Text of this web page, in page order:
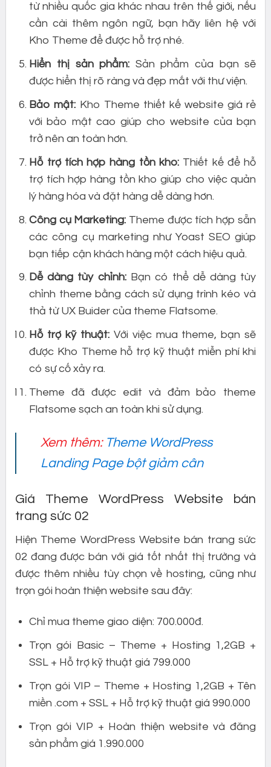
từ nhiều quốc gia khác nhau trên thế giới, nếu
cần cài thêm ngôn ngữ, bạn hãy liên hệ với
Kho Theme để được hỗ trợ nhé.
Hiển thị sản phẩm: Sản phẩm của bạn sẽ
được hiển thị rõ ràng và đẹp mắt với thư viện.
Bảo mật: Kho Theme thiết kế website giá rẻ
với bảo mật cao giúp cho website của bạn
trở nên an toàn hơn.
Hỗ trợ tích hợp hàng tồn kho: Thiết kế để hỗ
trợ tích hợp hàng tồn kho giúp cho việc quản
lý hàng hóa và đặt hàng dễ dàng hơn.
Công cụ Marketing: Theme được tích hợp sẵn
các công cụ marketing như Yoast SEO giúp
bạn tiếp cận khách hàng một cách hiệu quả.
Dễ dàng tùy chỉnh:Bạn có thể dễ dàng tùy
chỉnh theme bằng cách sử dụng trình kéo và
thả từ UX Buider của theme Flatsome.
Hỗ trợ kỹ thuật:Với việc mua theme, bạn sẽ
được Kho Theme hỗ trợ kỹ thuật miễn phí khi
có sự cố xảy ra.
Theme đã được edit và đảm bảo theme
Flatsome sạch an toàn khi sử dụng.
Xem thêm: Theme WordPress
Landing Page bột giảm cân
Giá Theme WordPress Website bán
trang sức 02
Hiện Theme WordPress Website bán trang sức
02 đang được bán với giá tốt nhất thị trường và
được thêm nhiều tùy chọn về hosting, cũng như
trọn gói hoàn thiện website sau đây:
Chỉ mua theme giao diện: 700.000đ.
Trọn gói Basic – Theme + Hosting 1,2GB +
SSL + Hỗ trợ kỹ thuật giá 799.000
Trọn gói VIP – Theme + Hosting 1,2GB + Tên
miền .com + SSL + Hỗ trợ kỹ thuật giá 990.000
Trọn gói VIP + Hoàn thiện website và đăng
sản phẩm giá 1.990.000